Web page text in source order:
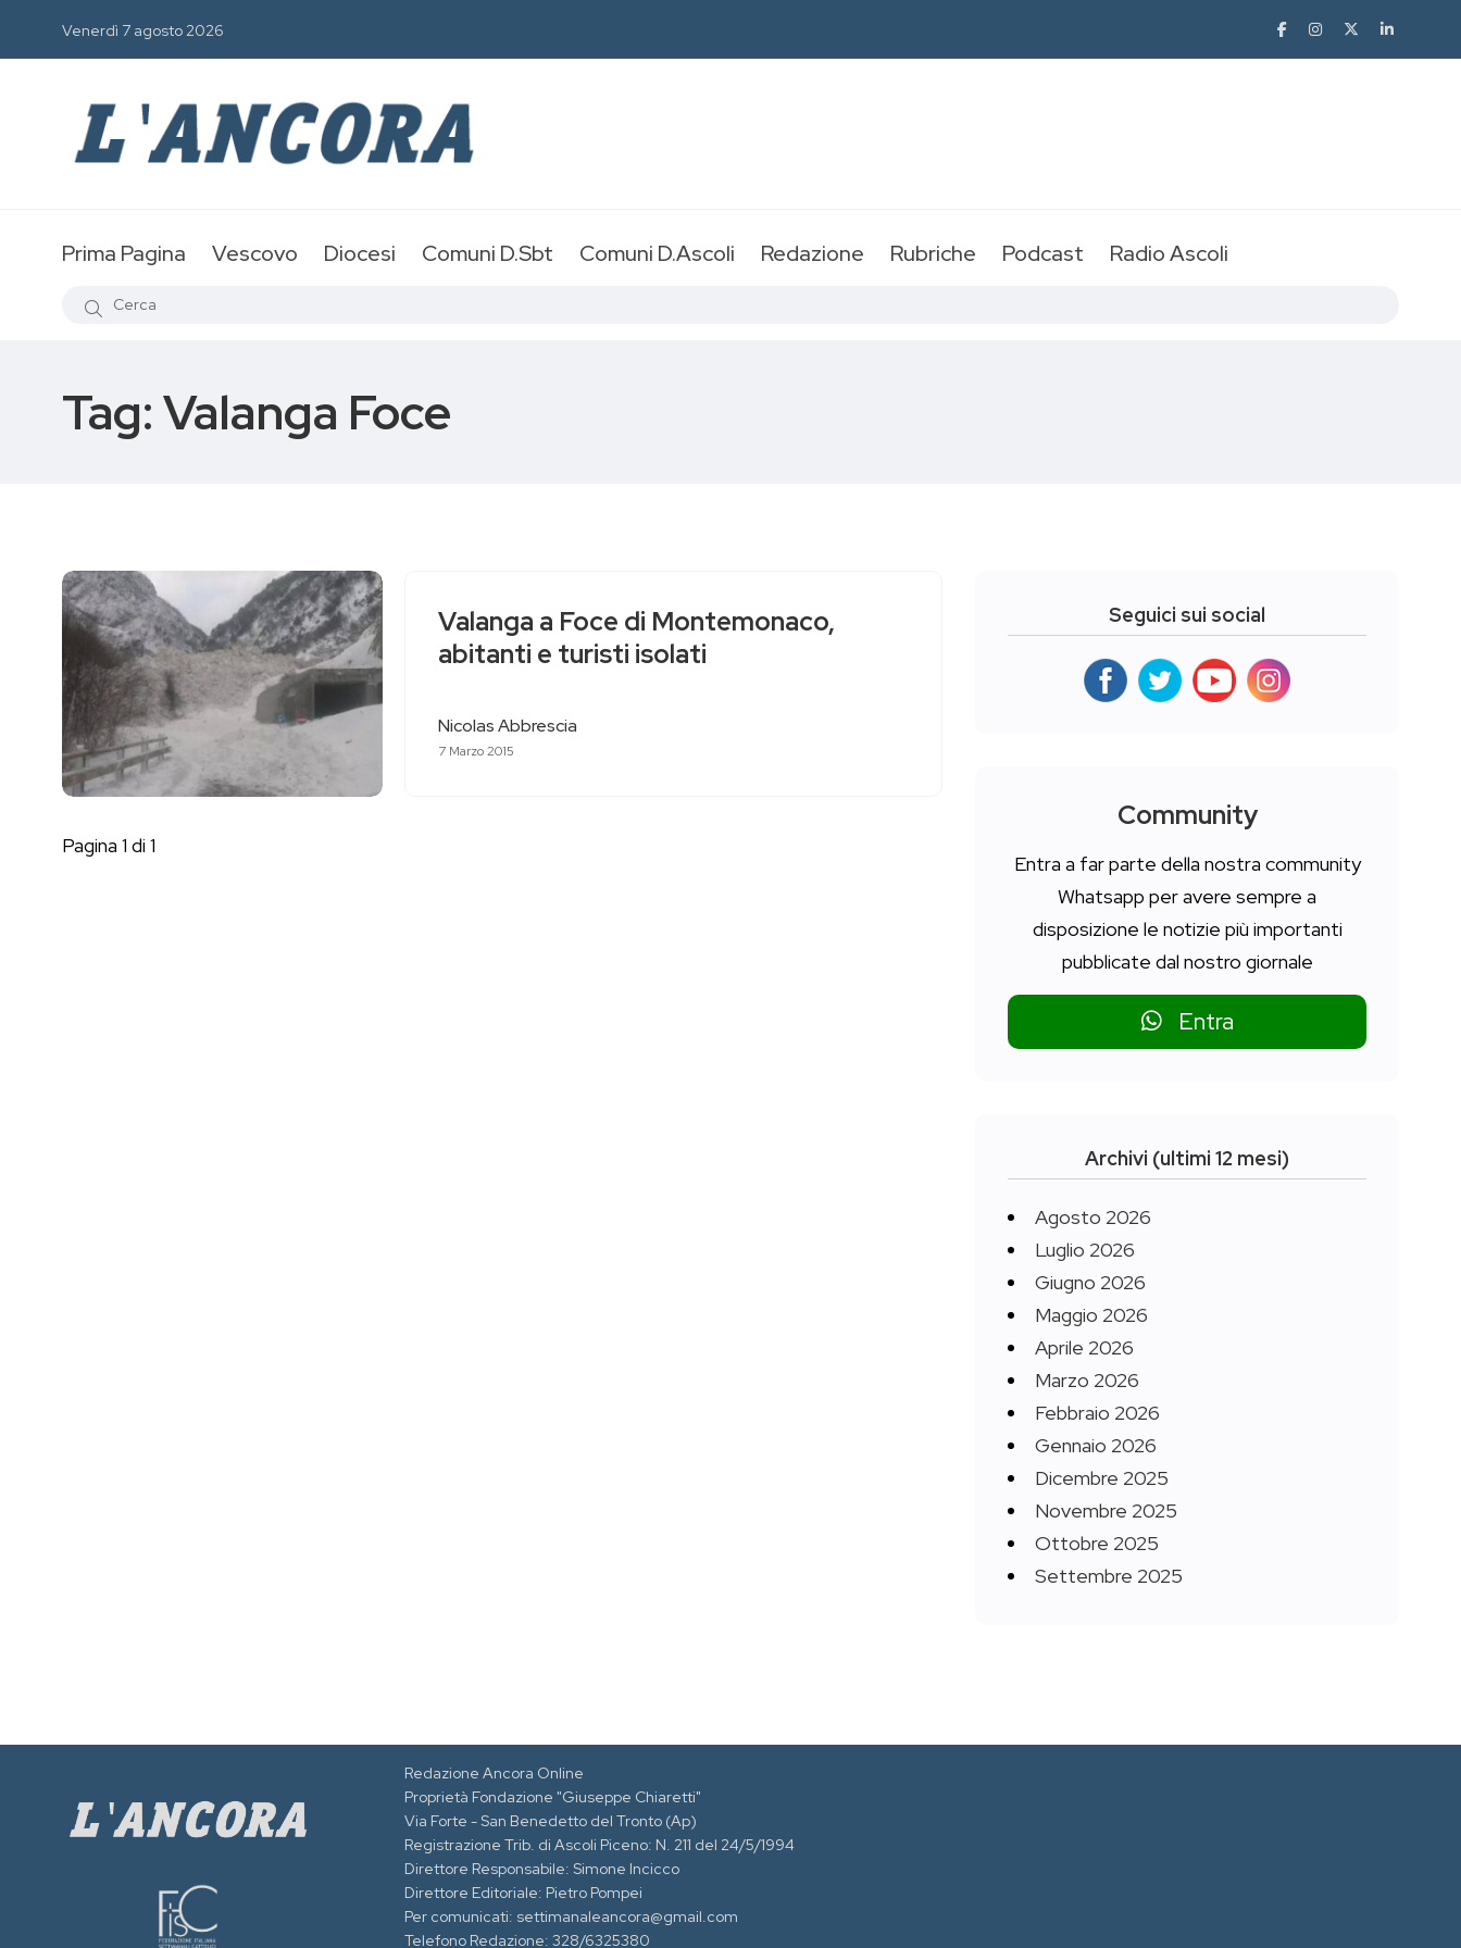
Venerdì 7 agosto 2026
Prima Pagina Vescovo Diocesi Comuni D.Sbt Comuni D.Ascoli Redazione Rubriche Podcast Radio Ascoli
Tag:Valanga Foce
Valanga a Foce di Montemonaco,
abitanti e turisti isolati
Nicolas Abbrescia
7 Marzo 2015
Pagina 1 di 1
Seguici sui social
Community
Entra a far parte della nostra community
Whatsapp per avere sempre a
disposizione le notizie più importanti
pubblicate dal nostro giornale
Entra
Archivi (ultimi 12 mesi)
Agosto 2026
Luglio 2026
Giugno 2026
Maggio 2026
Aprile 2026
Marzo 2026
Febbraio 2026
Gennaio 2026
Dicembre 2025
Novembre 2025
Ottobre 2025
Settembre 2025
Redazione Ancora Online
Proprietà Fondazione "Giuseppe Chiaretti"
Via Forte - San Benedetto del Tronto (Ap)
Registrazione Trib. di Ascoli Piceno: N. 211 del 24/5/1994
Direttore Responsabile: Simone Incicco
Direttore Editoriale: Pietro Pompei
Per comunicati: settimanaleancora@gmail.com
Telefono Redazione: 328/6325380